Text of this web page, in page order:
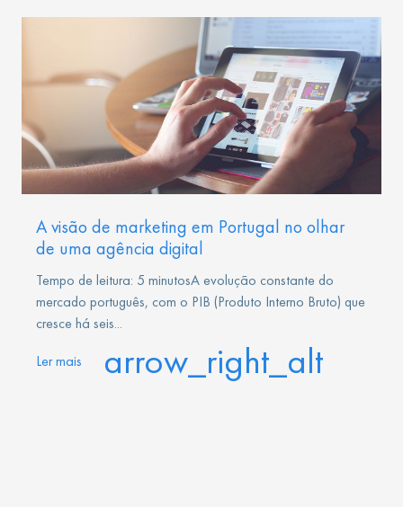
A visão de marketing em Portugal no olhar
de uma agência digital
Tempo de leitura: 5 minutosA evolução constante do
mercado português, com o PIB (Produto Interno Bruto) que
cresce há seis...
Ler mais arrow_right_alt